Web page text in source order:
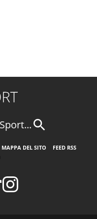
MAPPA DEL SITO
FEED RSS